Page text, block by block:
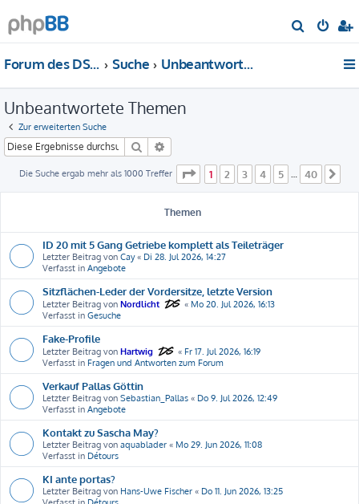
u
Forum des DS-Club Deutschland e.V. Suche Unbeantwortete Themen
Unbeantwortete Themen
Zur erweiterten Suche
Suche
Die Suche ergab mehr als 1000 Treffer Seite 1von 40
1 2 3 4 5 40
Themen
ID 20 mit 5 Gang Getriebe komplett als Teileträger
Letzter Beitrag von Cay« Di 28. Jul 2026, 14:27
Verfasst in Angebote
Sitzflächen-Leder der Vordersitze, letzte Version
Letzter Beitrag von Nordlicht « Mo 20. Jul 2026, 16:13
Verfasst in Gesuche
Fake-Profile
Letzter Beitrag von Hartwig « Fr 17. Jul 2026, 16:19
Verfasst in Fragen und Antworten zum Forum
Verkauf Pallas Göttin
Letzter Beitrag von Sebastian_Pallas « Do 9. Jul 2026, 12:49
Verfasst in Angebote
Kontakt zu Sascha May?
Letzter Beitrag von aquablader « Mo 29. Jun 2026, 11:08
Verfasst in Détours
KI ante portas?
Letzter Beitrag von Hans-Uwe Fischer « Do 11. Jun 2026, 13:25